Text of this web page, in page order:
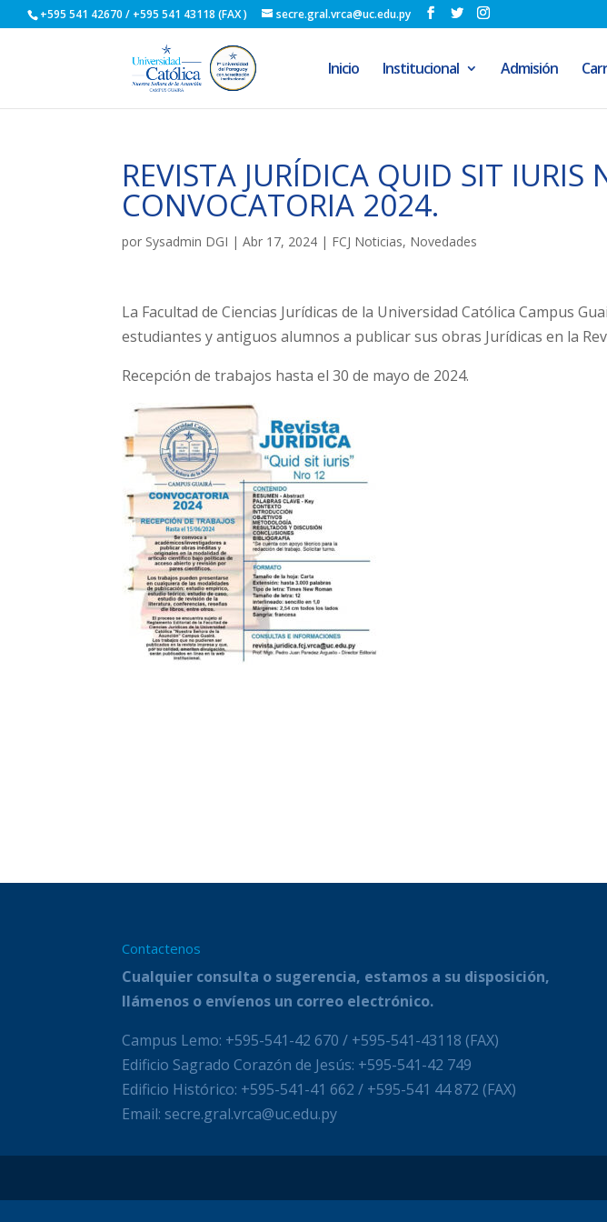
+595 541 42670 / +595 541 43118 (FAX ) secre.gral.vrca@uc.edu.py
Inicio Institucional Admisión
REVISTA JURÍDICA QUID SIT IURIS
CONVOCATORIA 2024.
por Sysadmin DGI |Abr 17, 2024 | FCJ Noticias, Novedades
La Facultad de Ciencias Jurídicas de la Universidad Católica Campus
estudiantes y antiguos alumnos a publicar sus obras Jurídicas en la
Recepción de trabajos hasta el 30 de mayo de 2024.
Contactenos
Cualquier consulta o sugerencia, estamos a su disposición,
llámenos o envíenos un correo electrónico.
Campus Lemo: +595-541-42 670 / +595-541-43118 (FAX)
Edificio Sagrado Corazón de Jesús: +595-541-42 749
Edificio Histórico: +595-541-41 662 / +595-541 44 872 (FAX)
Email: secre.gral.vrca@uc.edu.py